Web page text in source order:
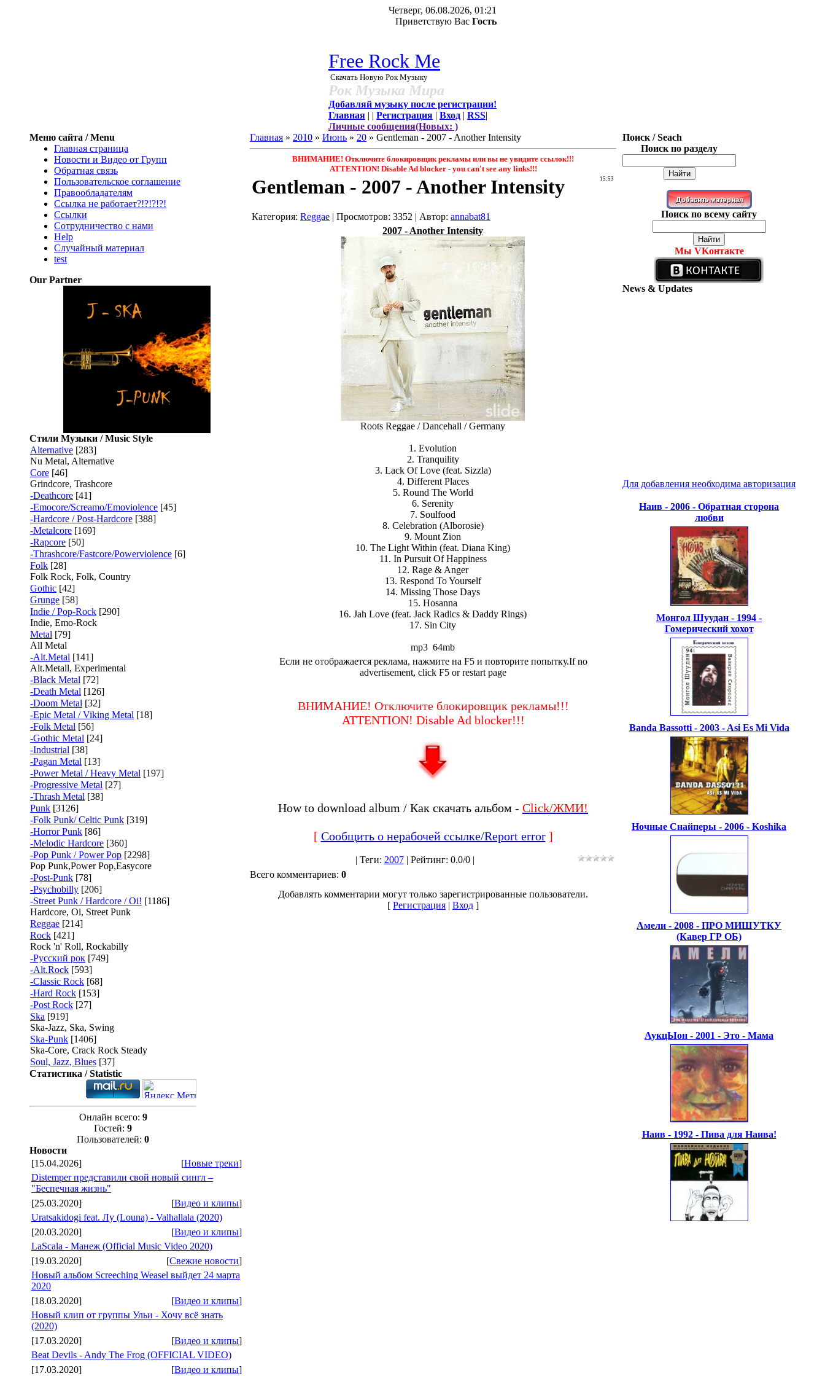
Четверг, 06.08.2026, 01:21
Приветствую Вас Гость
Free Rock Me
Скачать Новую Рок Музыку
Рок Музыка Мира
Добавляй музыку после регистрации!
Главная | | Регистрация | Вход | RSS|
Личные сообщения(Новых: )
Меню сайта / Menu
Главная страница
Новости и Видео от Групп
Обратная связь
Пользовательское соглашение
Правообладателям
Ссылка не работает?!?!?!?!
Ссылки
Сотрудничество с нами
Help
Cлучайный материал
test
Our Partner
Стили Музыки / Music Style
Alternative [283]
Nu Metal, Alternative
Core [46]
Grindcore, Trashcore
-Deathcore [41]
-Emocore/Screamo/Emoviolence [45]
-Hardcore / Post-Hardcore [388]
-Metalcore [169]
-Rapcore [50]
-Thrashcore/Fastcore/Powerviolence [6]
Folk [28]
Folk Rock, Folk, Country
Gothic [42]
Grunge [58]
Indie / Pop-Rock [290]
Indie, Emo-Rock
Metal [79]
All Metal
-Alt.Metal [141]
Alt.Metall, Experimental
-Black Metal [72]
-Death Metal [126]
-Doom Metal [32]
-Epic Metal / Viking Metal [18]
-Folk Metal [56]
-Gothic Metal [24]
-Industrial [38]
-Pagan Metal [13]
-Power Metal / Heavy Metal [197]
-Progressive Metal [27]
-Thrash Metal [38]
Punk [3126]
-Folk Punk/ Celtic Punk [319]
-Horror Punk [86]
-Melodic Hardcore [360]
-Pop Punk / Power Pop [2298]
Pop Punk,Power Pop,Easycore
-Post-Punk [78]
-Psychobilly [206]
-Street Punk / Hardcore / Oi! [1186]
Hardcore, Oi, Street Punk
Reggae [214]
Rock [421]
Rock 'n' Roll, Rockabilly
-Русский рок [749]
-Alt.Rock [593]
-Classic Rock [68]
-Hard Rock [153]
-Post Rock [27]
Ska [919]
Ska-Jazz, Ska, Swing
Ska-Punk [1406]
Ska-Core, Crack Rock Steady
Soul, Jazz, Blues [37]
Статистика / Statistic
Онлайн всего: 9
Гостей: 9
Пользователей: 0
Новости
[15.04.2026]
[Новые треки]
Distemper представили свой новый сингл –
"Беспечная жизнь"
[25.03.2020]
[Видео и клипы]
Uratsakidogi feat. Лу (Louna) - Valhallala (2020)
[20.03.2020]
[Видео и клипы]
LaScala - Манеж (Official Music Video 2020)
[19.03.2020]
[Свежие новости]
Новый альбом Screeching Weasel выйдет 24 марта
2020
[18.03.2020]
[Видео и клипы]
Новый клип от группы Ульи - Хочу всё знать
(2020)
[17.03.2020]
[Видео и клипы]
Beat Devils - Andy The Frog (OFFICIAL VIDEO)
[17.03.2020]
[Видео и клипы]
Главная » 2010 » Июнь » 20 » Gentleman - 2007 - Another Intensity
ВНИМАНИЕ! Отключите блокировщик рекламы или вы не увидите ссылок!!!
ATTENTION! Disable Ad blocker - you саn't see any links!!!
15:53
Gentleman - 2007 - Another Intensity
Категория: Reggae | Просмотров: 3352 | Автор: annabat81
2007 - Another Intensity
Roots Reggae / Dancehall / Germany
1. Evolution
2. Tranquility
3. Lack Of Love (feat. Sizzla)
4. Different Places
5. Round The World
6. Serenity
7. Soulfood
8. Celebration (Alborosie)
9. Mount Zion
10. The Light Within (feat. Diana King)
11. In Pursuit Of Happiness
12. Rage & Anger
13. Respond To Yourself
14. Missing Those Days
15. Hosanna
16. Jah Love (feat. Jack Radics & Daddy Rings)
17. Sin City
mp3 64mb
Если не отображается реклама, нажмите на F5 и повторите попытку.If no
advertisement, click F5 or restart page
ВНИМАНИЕ! Отключите блокировщик рекламы!!!
ATTENTION! Disable Ad blocker!!!
How to download album / Как скачать альбом - Click/ЖМИ!
[ Сообщить о нерабочей ссылке/Report error]
| Теги: 2007| Рейтинг: 0.0/0 |
Всего комментариев: 0
Добавлять комментарии могут только зарегистрированные пользователи.
[ Регистрация | Вход ]
Поиск / Seach
Поиск по разделу
Поиск по всему сайту
Мы VKонтакте
News & Updates
Для добавления необходима авторизация
Наив - 2006 - Обратная сторона
любви
Монгол Шуудан - 1994 -
Гомерический хохот
Banda Bassotti - 2003 - Asi Es Mi Vida
Ночные Снайперы - 2006 - Koshika
Амели - 2008 - ПРО МИШУТКУ
(Кавер ГР ОБ)
АукцЫон - 2001 - Это - Мама
Наив - 1992 - Пива для Наива!